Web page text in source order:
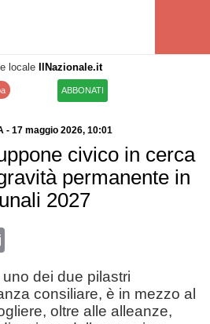
locale IlNazionale.it
ABBONATI
- 17 maggio 2026, 10:01
civico in cerca
permanente in
2027
Email
uno dei due pilastri
consiliare, è in mezzo al
oltre alle alleanze,